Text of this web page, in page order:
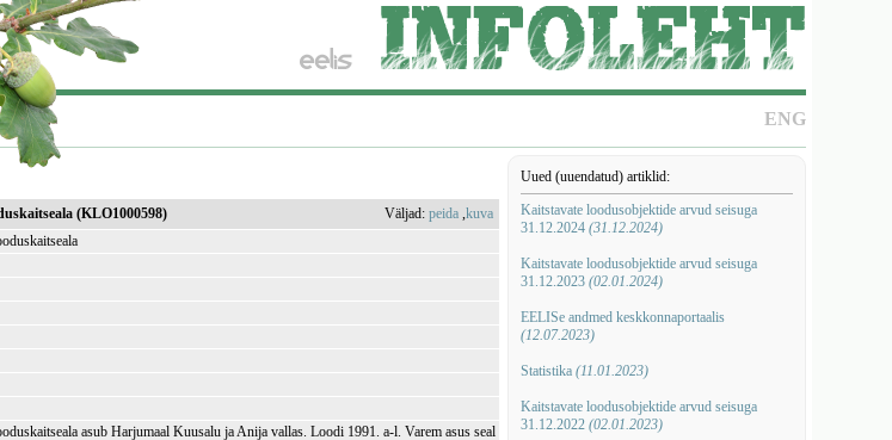
ENG
Uued (uuendatud) artiklid:
Kaitstavate loodusobjektide arvud seisuga
31.12.2024 (31.12.2024)
Kaitstavate loodusobjektide arvud seisuga
31.12.2023 (02.01.2024)
EELISe andmed keskkonnaportaalis
(12.07.2023)
Statistika (11.01.2023)
Kaitstavate loodusobjektide arvud seisuga
31.12.2022 (02.01.2023)
(KLO1000598) Väljad:peida ,kuva
asub Harjumaal Kuusalu ja Anija vallas. Loodi 1991. a-l. Varem asus seal